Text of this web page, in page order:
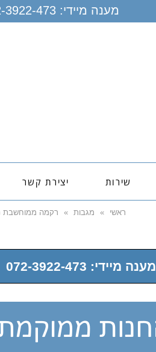
מענה מיידי: 3922-473
שירות יצירת קשר
ראשי » מגבות » רקמה ממוחשבת
מענה מיידי: 072-3922-473